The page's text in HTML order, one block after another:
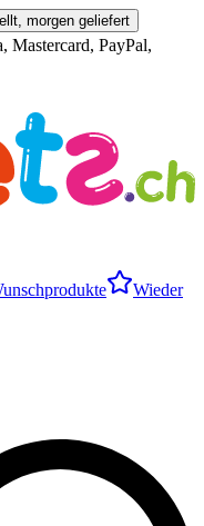
morgen geliefert
Mastercard, PayPal,
Wieder